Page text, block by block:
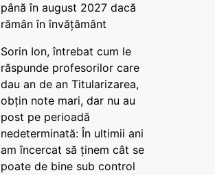
până în august 2027 dacă
rămân în învățământ
Sorin Ion, întrebat cum le
răspunde profesorilor care
dau an de an Titularizarea,
obțin note mari, dar nu au
post pe perioadă
nedeterminată: În ultimii ani
am încercat să ținem cât se
poate de bine sub control